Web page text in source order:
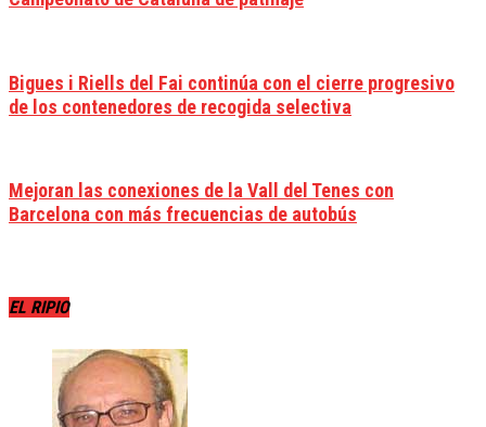
Bigues i Riells del Fai continúa con el cierre progresivo
de los contenedores de recogida selectiva
Mejoran las conexiones de la Vall del Tenes con
Barcelona con más frecuencias de autobús
EL RIPIO